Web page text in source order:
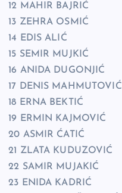
12 MAHIR BAJRIĆ
13 ZEHRA OSMIĆ
14 EDIS ALIĆ
15 SEMIR MUJKIĆ
16 ANIDA DUGONJIĆ
17 DENIS MAHMUTOVIĆ
18 ERNA BEKTIĆ
19 ERMIN KAJMOVIĆ
20 ASMIR ĆATIĆ
21 ZLATA KUDUZOVIĆ
22 SAMIR MUJAKIĆ
23 ENIDA KADRIĆ